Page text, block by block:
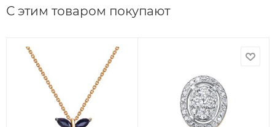
С этим товаром покупают